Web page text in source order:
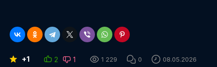
+1 2 1 1 229 0 08.05.2026